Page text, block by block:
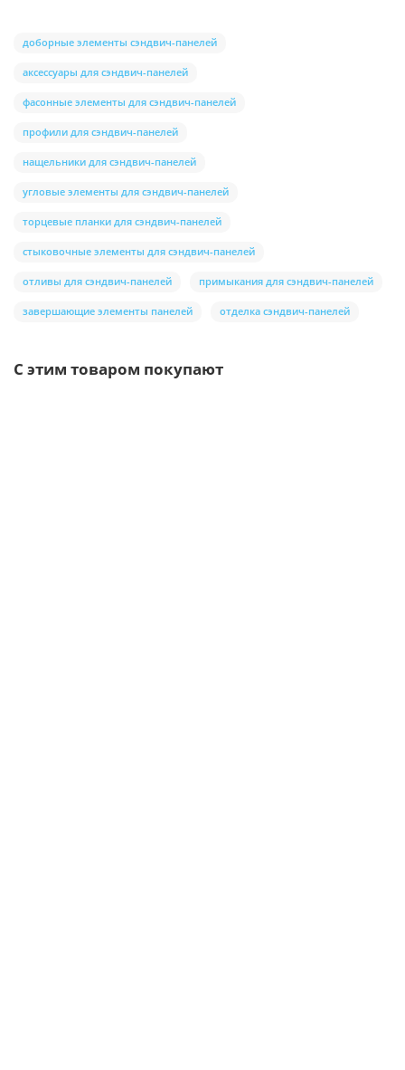
доборные элементы сэндвич-панелей
аксессуары для сэндвич-панелей
фасонные элементы для сэндвич-панелей
профили для сэндвич-панелей
нащельники для сэндвич-панелей
угловые элементы для сэндвич-панелей
торцевые планки для сэндвич-панелей
стыковочные элементы для сэндвич-панелей
отливы для сэндвич-панелей примыкания для сэндвич-панелей
завершающие элементы панелей отделка сэндвич-панелей
С этим товаром покупают